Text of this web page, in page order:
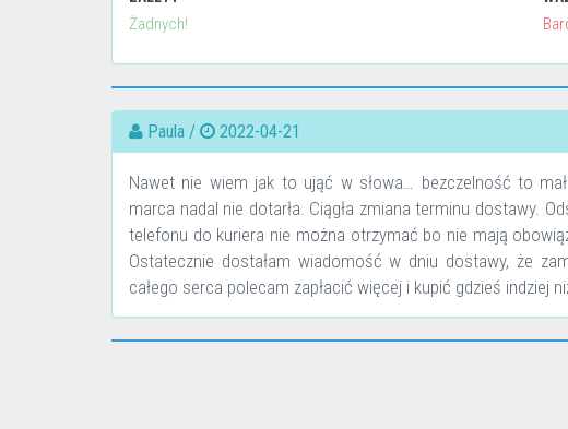
Żadnych!
Paula / 2022-04-21
Nawet nie wiem jak to ująć w słowa… bezczelność to
marca nadal nie dotarła. Ciągła zmiana terminu dostawy.
telefonu do kuriera nie można otrzymać bo nie mają
Ostatecznie dostałam wiadomość w dniu dostawy, że
całego serca polecam zapłacić więcej i kupić gdzieś indziej